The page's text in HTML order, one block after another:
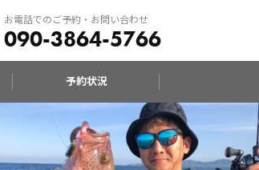
お電話でのご予約・お問い合わせ
090-3864-5766
予約状況